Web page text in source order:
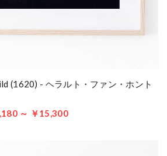
(1620) - ヘラルト・ファン・ホント
～ ￥15,300